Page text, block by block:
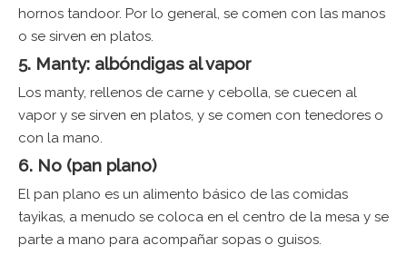
hornos tandoor. Por lo general, se comen con las manos
o se sirven en platos.
5. Manty: albóndigas al vapor
Los manty, rellenos de carne y cebolla, se cuecen al
vapor y se sirven en platos, y se comen con tenedores o
con la mano.
6. No (pan plano)
El pan plano es un alimento básico de las comidas
tayikas, a menudo se coloca en el centro de la mesa y se
parte a mano para acompañar sopas o guisos.